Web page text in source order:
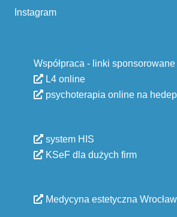
Instagram
Współpraca - linki sponsorowane
L4 online
psychoterapia online na
system HIS
KSeF dla dużych firm
Medycyna estetyczna Wrocław